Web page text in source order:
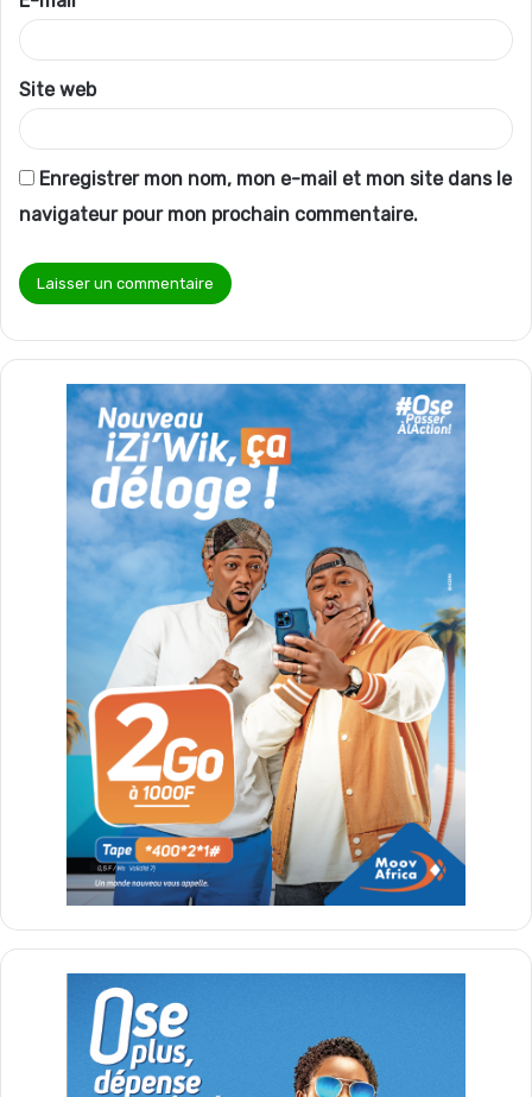
e
*
Site web
Enregistrer mon nom, mon e-mail et mon site dans le
navigateur pour mon prochain commentaire.